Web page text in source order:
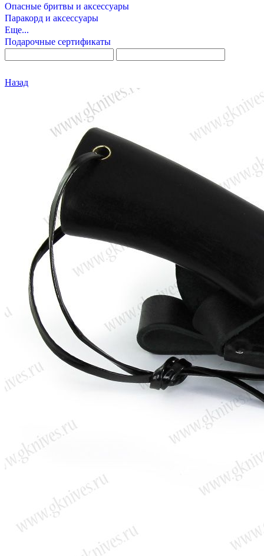
Опасные бритвы и аксессуары
Паракорд и аксессуары
Еще...
Подарочные сертификаты
Назад